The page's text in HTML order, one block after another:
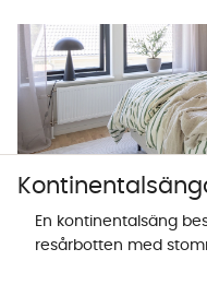
En kontinentalsäng
resårbotten med
resårmadrass i mitten